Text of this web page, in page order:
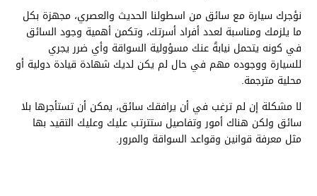
نؤجرك سيارة مع سائق من اسطولنا الحديث والعصري، مجهزة بكل
ما يلزمك ومناسبة لعدد أفراد أسرتك، وتكمن أهمية وجود السائق
في كونه يتحمل نيابةً عنك مسؤولية السواقة وأي ضرر يجري
للسيارة ووجوده مهم في حال لم يكن لديك شهادة قيادة دولية أو
محلية مترجمة.
لا مشكلة إن لم ترغب في أن يرافقك سائق، يمكن أن تستأجرها بلا
سائق ولكن هناك أمور وتفاصيل ستترتب عليك وعليك التقيد بها
مثل معرفة قوانين وقواعد السواقة والمرور.